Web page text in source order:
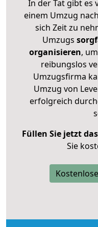
In der Tat gibt es
einem Umzug
sich Zeit zu
Umzugs
organisieren,
reibungslos
Umzugsfirma
Umzug von
erfolgreich
Füllen Sie jetzt
Sie